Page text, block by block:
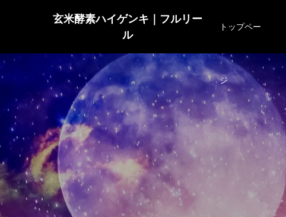
玄米酵素ハイゲンキ｜フルリー
ル
トップペー
ジ